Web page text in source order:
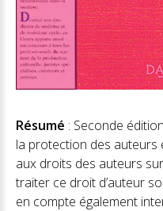
Résumé : Seconde
la protection des
aux droits des auteurs
traiter ce droit d’auteur
en compte également